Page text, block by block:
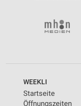
WEEKLI
Startseite
Öffnungszeiten